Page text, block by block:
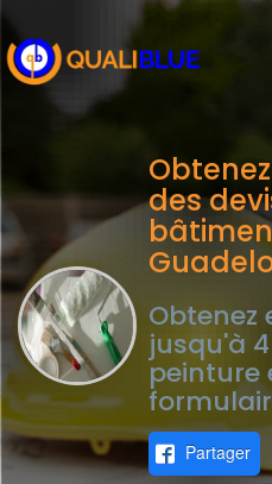
des
Obtenez
jusqu'à
peinture
Partager